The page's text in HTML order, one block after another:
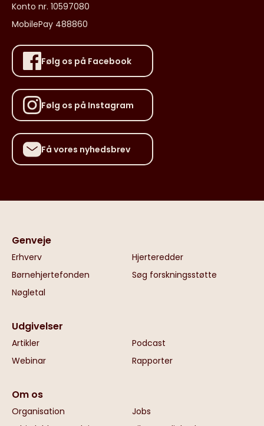
Konto nr. 10597080
MobilePay 488860
Følg os på Facebook
Følg os på Instagram
Få vores nyhedsbrev
Genveje
Erhverv
Hjerteredder
Børnehjertefonden
Søg forskningsstøtte
Nøgletal
Udgivelser
Artikler
Podcast
Webinar
Rapporter
Om os
Organisation
Jobs